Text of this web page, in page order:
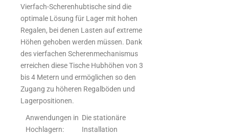
Vierfach-Scherenhubtische sind die
optimale Lösung für Lager mit hohen
Regalen, bei denen Lasten auf extreme
Höhen gehoben werden müssen. Dank
des vierfachen Scherenmechanismus
erreichen diese Tische Hubhöhen von 3
bis 4 Metern und ermöglichen so den
Zugang zu höheren Regalböden und
Lagerpositionen.
Anwendungen in
Hochlagern:
Die stationäre
Installation